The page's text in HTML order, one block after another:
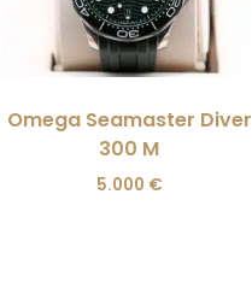
Omega Seamaster Diver
300 M
5.000 €